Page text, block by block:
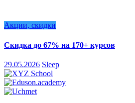
Акции, скидки
Скидка до 67% на 170+ курсов
29.05.2026 Sleep